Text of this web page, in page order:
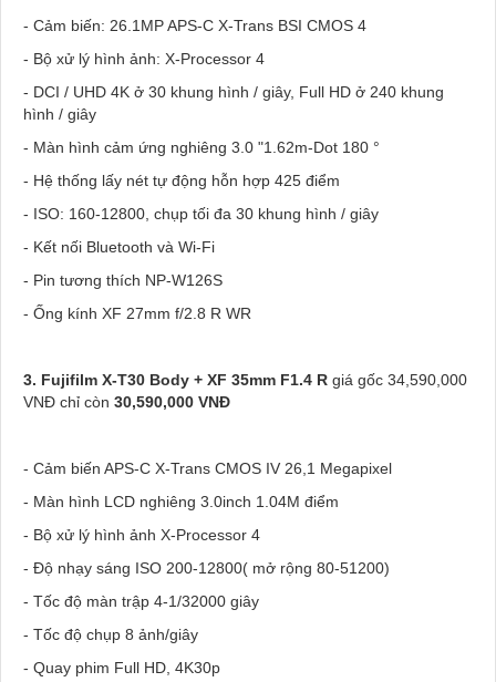
- Cảm biến: 26.1MP APS-C X-Trans BSI CMOS 4
- Bộ xử lý hình ảnh: X-Processor 4
- DCI / UHD 4K ở 30 khung hình / giây, Full HD ở 240 khung
hình / giây
- Màn hình cảm ứng nghiêng 3.0 "1.62m-Dot 180 °
- Hệ thống lấy nét tự động hỗn hợp 425 điểm
- ISO: 160-12800, chụp tối đa 30 khung hình / giây
- Kết nối Bluetooth và Wi-Fi
- Pin tương thích NP-W126S
- Ống kính XF 27mm f/2.8 R WR
3. Fujifilm X-T30 Body + XF 35mm F1.4 R giá gốc 34,590,000
VNĐ chỉ còn 30,590,000 VNĐ
- Cảm biến APS-C X-Trans CMOS IV 26,1 Megapixel
- Màn hình LCD nghiêng 3.0inch 1.04M điểm
- Bộ xử lý hình ảnh X-Processor 4
- Độ nhạy sáng ISO 200-12800( mở rộng 80-51200)
- Tốc độ màn trập 4-1/32000 giây
- Tốc độ chụp 8 ảnh/giây
- Quay phim Full HD, 4K30p